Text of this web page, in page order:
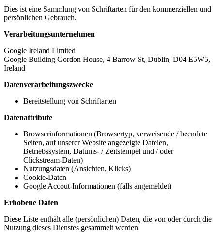
Dies ist eine Sammlung von Schriftarten für den kommerziellen und
persönlichen Gebrauch.
Verarbeitungsunternehmen
Google Ireland Limited
Google Building Gordon House, 4 Barrow St, Dublin, D04 E5W5,
Ireland
Datenverarbeitungszwecke
Bereitstellung von Schriftarten
Datenattribute
Browserinformationen (Browsertyp, verweisende / beendete
Seiten, auf unserer Website angezeigte Dateien,
Betriebssystem, Datums- / Zeitstempel und / oder
Clickstream-Daten)
Nutzungsdaten (Ansichten, Klicks)
Cookie-Daten
Google Accout-Informationen (falls angemeldet)
Erhobene Daten
Diese Liste enthält alle (persönlichen) Daten, die von oder durch die
Nutzung dieses Dienstes gesammelt werden.